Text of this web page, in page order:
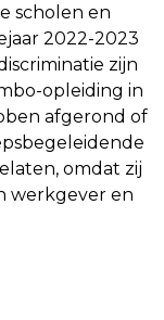
scholen en
2022-2023
zijn
opleiding in
afgerond of
omdat zij
werkgever en